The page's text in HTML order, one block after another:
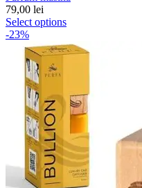
79,00 lei
Select options
-23%